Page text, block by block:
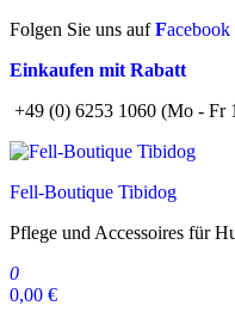
Zum
springen
Folgen Sie uns aufFacebook
Einkaufen mit Rabatt
+49 (0) 6253 1060 (Mo - Fr
Fell-Boutique Tibidog
Pflege und Accessoires für
0
0,00 €